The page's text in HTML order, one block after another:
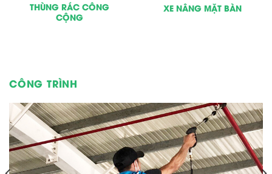
THÙNG RÁC CÔNG
CỘNG
XE NÂNG MẶT BÀN
CÔNG TRÌNH